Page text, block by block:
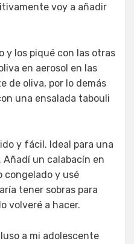
voy a añadir
y los piqué con las otras
en aerosol en las
de oliva, por lo demás
una ensalada tabouli
y fácil. Ideal para una
Añadí un calabacín en
congelado y usé
tener sobras para
volveré a hacer.
a mi adolescente